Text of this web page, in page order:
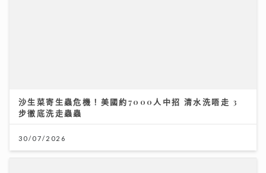
沙生菜寄生蟲危機！美國約7000人中招 清水洗唔走 3
步徹底洗走蟲蟲
30/07/2026